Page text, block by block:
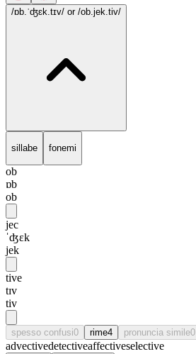
/ɒb.ˈʤɛk.tɪv/ or /ob.jek.tiv/
sillabe fonemi
ob
ɒb
ob
jec
ˈʤɛk
jek
tive
tɪv
tiv
spesso confusi0 rime4 pronuncia simile0
advectivedetectiveaffectiveselective